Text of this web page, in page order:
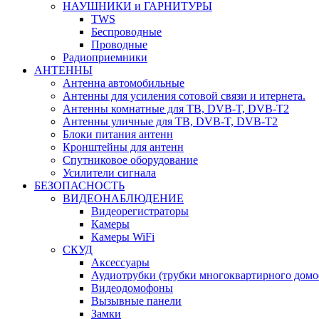
НАУШНИКИ и ГАРНИТУРЫ
TWS
Беспроводные
Проводные
Радиоприемники
АНТЕННЫ
Антенна автомобильные
Антенны для усиления сотовой связи и итернета.
Антенны комнатные для ТВ, DVB-T, DVB-T2
Антенны уличные для ТВ, DVB-T, DVB-T2
Блоки питания антенн
Кронштейны для антенн
Спутниковое оборудование
Усилители сигнала
БЕЗОПАСНОСТЬ
ВИДЕОНАБЛЮДЕНИЕ
Видеорегистраторы
Камеры
Камеры WiFi
СКУД
Аксессуары
Аудиотрубки (трубки многоквартирного
Видеодомофоны
Вызывные панели
Замки